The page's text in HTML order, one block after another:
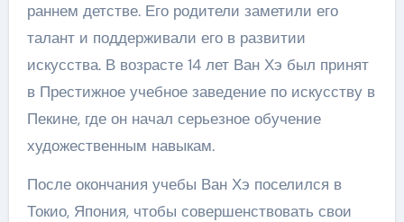
раннем детстве. Его родители заметили его
талант и поддерживали его в развитии
искусства. В возрасте 14 лет Ван Хэ был принят
в Престижное учебное заведение по искусству в
Пекине, где он начал серьезное обучение
художественным навыкам.
После окончания учебы Ван Хэ поселился в
Токио, Япония, чтобы совершенствовать свои